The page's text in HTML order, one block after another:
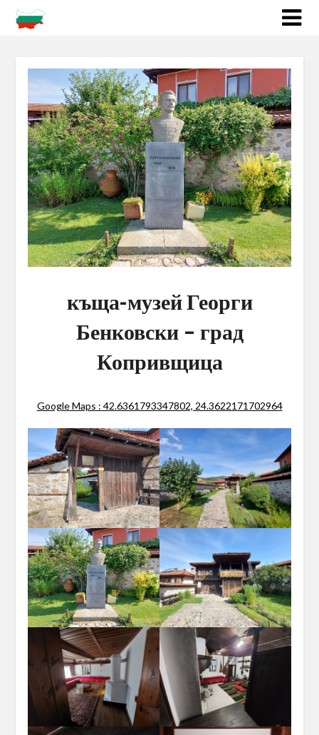
къща-музей Георги
Бенковски – град
Копривщица
Google Maps : 42.6361793347802, 24.3622171702964